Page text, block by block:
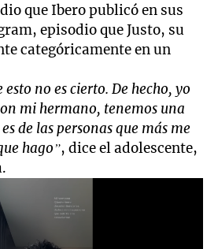
que Ibero publicó en sus
episodio que Justo, su
categóricamente en un
no es cierto. De hecho, yo
mi hermano, tenemos una
de las personas que más me
hago”, dice el adolescente,